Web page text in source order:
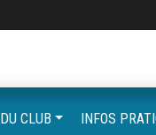
CLUB INFOS